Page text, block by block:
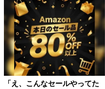
「え、こんなセールやってた